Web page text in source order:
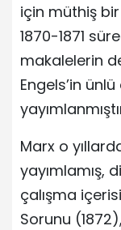
için müthiş
1870-1871
makalelerin
Engels’in
Marx o
yayımlamış,
çalışma
Sorunu